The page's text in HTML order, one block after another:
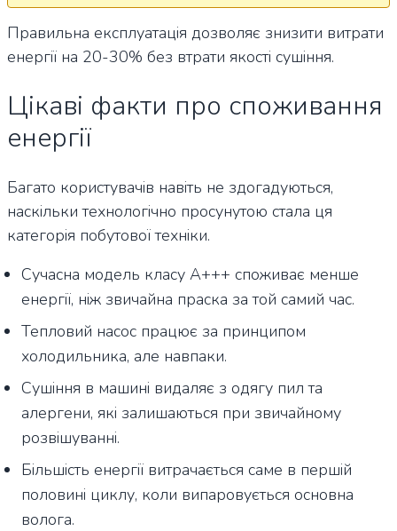
Правильна експлуатація дозволяє знизити витрати
енергії на 20-30% без втрати якості сушіння.
Цікаві факти про споживання
енергії
Багато користувачів навіть не здогадуються,
наскільки технологічно просунутою стала ця
категорія побутової техніки.
Сучасна модель класу А+++ споживає менше
енергії, ніж звичайна праска за той самий час.
Тепловий насос працює за принципом
холодильника, але навпаки.
Сушіння в машині видаляє з одягу пил та
алергени, які залишаються при звичайному
розвішуванні.
Більшість енергії витрачається саме в першій
половині циклу, коли випаровується основна
волога.